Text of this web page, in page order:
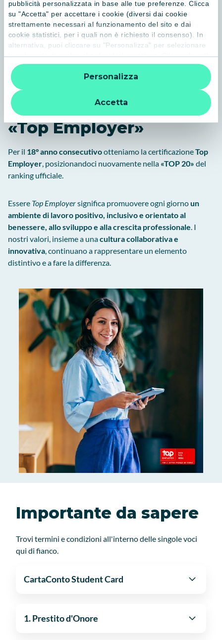
pubblicità personalizzata in base alle tue preferenze. Clicca
su "Accetta" per accettare i cookie (diversi dai cookie
strettamente necessari al funzionamento del sito e dai
cookie statistici, per i quali non è richiesto il consenso). In
alternativa, puoi cliccare su "Personalizza" per selezionare
le categorie di cookie che desideri accettare. Cliccando sulla
“X” le impostazioni predefinite vengono lasciate invariate e
quindi la navigazione può continuare senza cookie o altri
strumenti di tracciamento diversi da quelli tecnici. Per
ulteriori informazioni:
informativa privacy
Accetta
Personalizza
Anche nel 2026 siamo
«Top Employer»
Per il 18° anno consecutivootteniamo la certificazioneTop
Employer, posizionandoci nuovamente nella «TOP 20» del
ranking ufficiale.
Essere Top Employersignifica promuovere ogni giornoun
ambiente di lavoro positivo, inclusivo e orientato al
benessere, allo sviluppo e alla crescita professionale. I
nostri valori, insieme a unacultura collaborativa e
innovativa, continuano a rappresentare un elemento
distintivo e a fare la differenza.
Importante da sapere
Trovi termini e condizioni all'interno delle singole voci
qui di fianco.
CartaConto Student Card
1. Prestito d'Onore